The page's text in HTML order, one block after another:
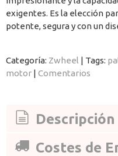
exigentes. Es la elección
potente, segura y con un
Categoría: Zwheel | Tags:
motor | Comentarios
Descripción
Costes de